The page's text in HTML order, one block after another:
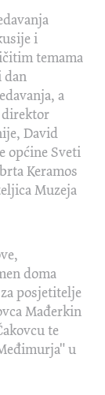
i
temama
dan
a
David
općine Sveti
Keramos
Muzeja
doma
posjetitelje
Mađerkin
te
u